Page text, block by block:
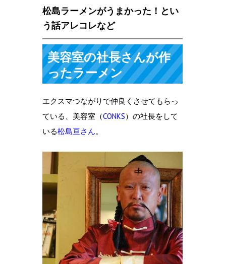
松島ラーメンがうまかった！とい
う話アレコレなど
美容室の社長さんが作
ったラーメン
エクスマつながりで仲良くさせてもらっ
ている、美容室（CONKS）の社長をして
いる松島亘さん。